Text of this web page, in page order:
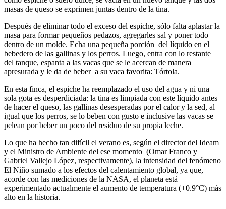
masas de queso se exprimen juntas dentro de la tina.
Después de eliminar todo el exceso del espiche, sólo falta aplastar la
masa para formar pequeños pedazos, agregarles sal y poner todo
dentro de un molde. Echa una pequeña porción del líquido en el
bebedero de las gallinas y los perros. Luego, entra con lo restante
del tanque, espanta a las vacas que se le acercan de manera
apresurada y le da de beber a su vaca favorita: Tórtola.
En esta finca, el espiche ha reemplazado el uso del agua y ni una
sola gota es desperdiciada: la tina es limpiada con este líquido antes
de hacer el queso, las gallinas desesperadas por el calor y la sed, al
igual que los perros, se lo beben con gusto e inclusive las vacas se
pelean por beber un poco del residuo de su propia leche.
Lo que ha hecho tan difícil el verano es, según el director del Ideam
y el Ministro de Ambiente del ese momento (Omar Franco y
Gabriel Vallejo López, respectivamente), la intensidad del fenómeno
El Niño sumado a los efectos del calentamiento global, ya que,
acorde con las mediciones de la NASA, el planeta está
experimentado actualmente el aumento de temperatura (+0.9°C) más
alto en la historia.